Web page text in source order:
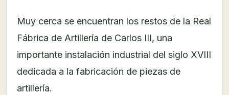
Muy cerca se encuentran los restos de la Real
Fábrica de Artillería de Carlos III, una
importante instalación industrial del siglo XVIII
dedicada a la fabricación de piezas de
artillería.